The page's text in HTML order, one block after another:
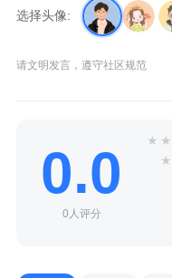
选择头像:
请文明发言，遵守社区规范
0.0
0人评分
★ ★
★